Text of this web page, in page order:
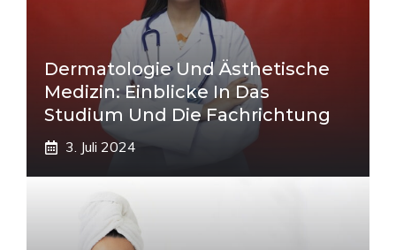
Dermatologie Und Ästhetische
Medizin: Einblicke In Das
Studium Und Die Fachrichtung
3. Juli 2024